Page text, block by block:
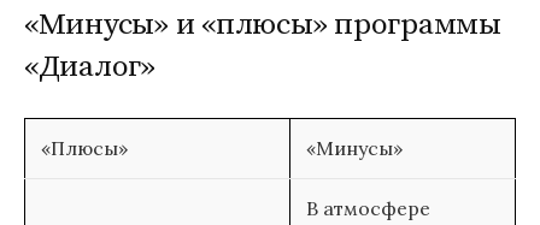
«Минусы» и «плюсы» программы
«Диалог»
«Плюсы» «Минусы»
В атмосфере